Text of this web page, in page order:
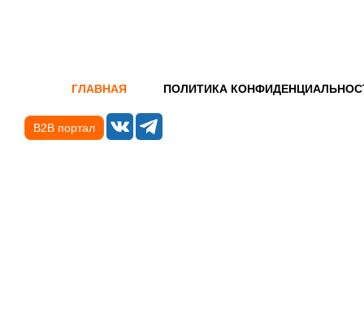
ГЛАВНАЯ ПОЛИТИКА
B2B портал